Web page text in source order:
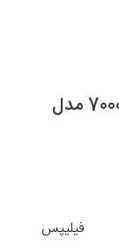
مشخصات بادی گروم فیلیپس سری 7000 مدل
فیلیپس